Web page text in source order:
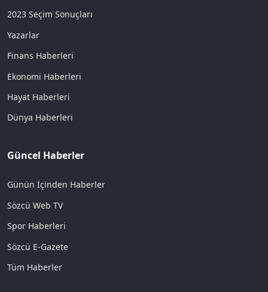
2023 Seçim Sonuçları
Yazarlar
Finans Haberleri
Ekonomi Haberleri
Hayat Haberleri
Dünya Haberleri
Güncel Haberler
Günün İçinden Haberler
Sözcü Web TV
Spor Haberleri
Sözcü E-Gazete
Tüm Haberler